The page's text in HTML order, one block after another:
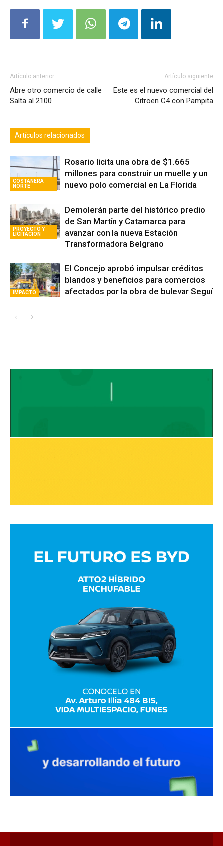
Artículo anterior
Abre otro comercio de calle
Salta al 2100
Artículo siguiente
Este es el nuevo comercial del
Citröen C4 con Pampita
Artículos relacionados
COSTANERA
NORTE
Rosario licita una obra de $1.665
millones para construir un muelle y un
nuevo polo comercial en La Florida
PROYECTO Y
LICITACION
Demolerán parte del histórico predio
de San Martín y Catamarca para
avanzar con la nueva Estación
Transformadora Belgrano
IMPACTO
El Concejo aprobó impulsar créditos
blandos y beneficios para comercios
afectados por la obra de bulevar Seguí